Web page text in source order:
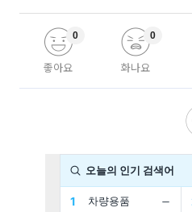
좋아요
0
화나요
0